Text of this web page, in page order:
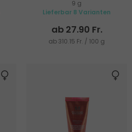
Foundation
9 g
Lieferbar 8 Varianten
ab 27.90 Fr.
ab 310.15 Fr. / 100 g